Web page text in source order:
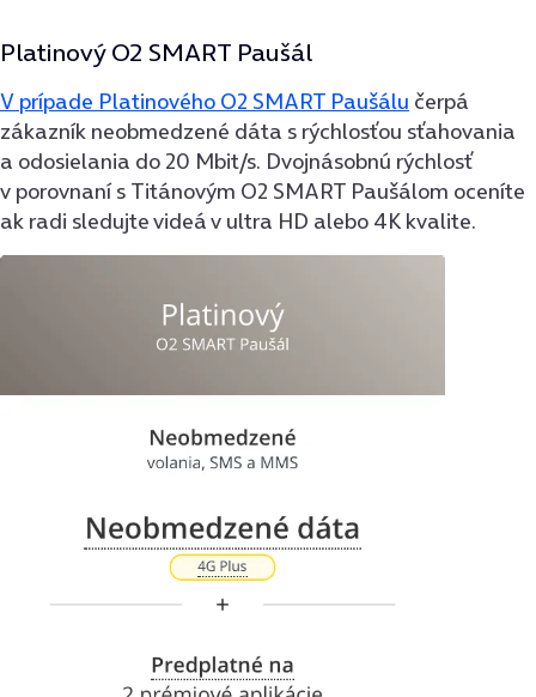
Platinový O2 SMART Paušál
V prípade Platinového O2 SMART Paušálu čerpá
zákazník neobmedzené dáta s rýchlosťou sťahovania
a odosielania do 20 Mbit/s. Dvojnásobnú rýchlosť
v porovnaní s Titánovým O2 SMART Paušálom oceníte
ak radi sledujte videá v ultra HD alebo 4K kvalite.